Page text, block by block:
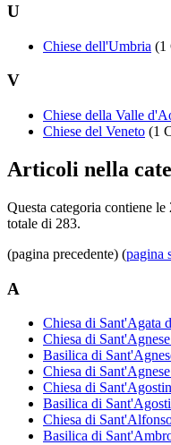
U
Chiese dell'Umbria (1
V
Chiese della Valle
Chiese del Veneto (1
Articoli nella
Questa categoria contiene
totale di 283.
(pagina precedente) (pagina
A
Chiesa di Sant'Agata
Chiesa di
Basilica di
Chiesa di
Chiesa di
Basilica di
Chiesa di
Basilica di